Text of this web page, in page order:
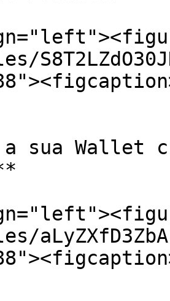
sua Wallet